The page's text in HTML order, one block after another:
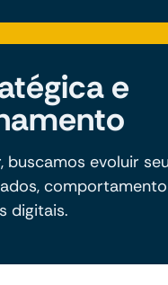
e
buscamos evoluir seu
digitais.